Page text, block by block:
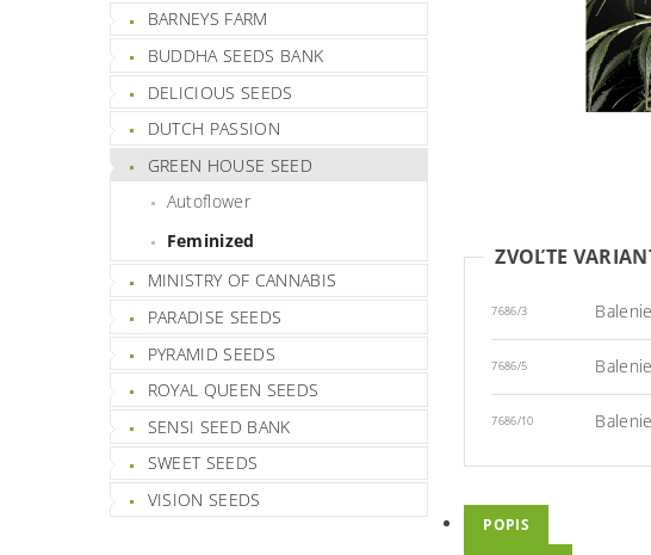
BARNEYS FARM
BUDDHA SEEDS BANK
DELICIOUS SEEDS
DUTCH PASSION
GREEN HOUSE SEED
Autoflower
Feminized
MINISTRY OF CANNABIS
PARADISE SEEDS
PYRAMID SEEDS
ROYAL QUEEN SEEDS
SENSI SEED BANK
SWEET SEEDS
VISION SEEDS
ZVOĽTE
7686/3
7686/5
7686/10
POPIS